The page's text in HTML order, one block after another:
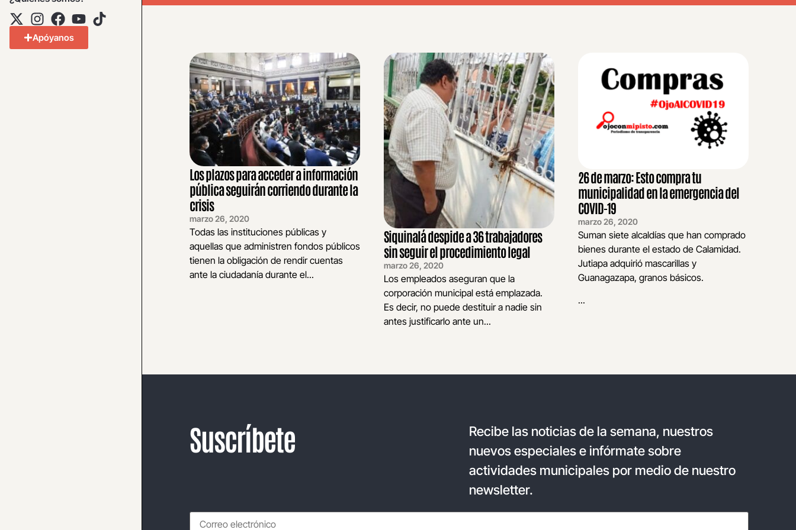
Apóyanos
Los plazos para acceder a información
pública seguirán corriendo durante la
crisis
marzo 26, 2020
Todas las instituciones públicas y
aquellas que administren fondos públicos
tienen la obligación de rendir cuentas
ante la ciudadanía durante el...
Siquinalá despide a 36 trabajadores
sin seguir el procedimiento legal
marzo 26, 2020
Los empleados aseguran que la
corporación municipal está emplazada.
Es decir, no puede destituir a nadie sin
antes justificarlo ante un...
26 de marzo: Esto compra tu
municipalidad en la emergencia del
COVID-19
marzo 26, 2020
Suman siete alcaldías que han comprado
bienes durante el estado de Calamidad.
Jutiapa adquirió mascarillas y
Guanagazapa, granos básicos.
...
Suscríbete
Recibe las noticias de la semana, nuestros
nuevos especiales e infórmate sobre
actividades municipales por medio de nuestro
newsletter.